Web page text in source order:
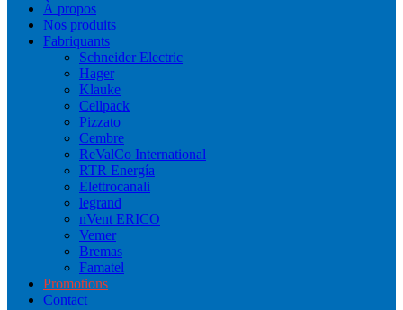
À propos
Nos produits
Fabriquants
Schneider Electric
Hager
Klauke
Cellpack
Pizzato
Cembre
ReValCo International
RTR Energía
Elettrocanali
legrand
nVent ERICO
Vemer
Bremas
Famatel
Promotions
Contact